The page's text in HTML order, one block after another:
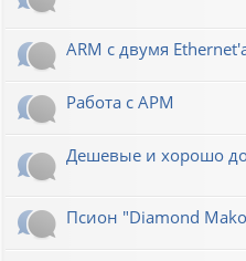
ARM с двумя
Работа с АРМ
Дешевые и хорошо
Псион "Diamond